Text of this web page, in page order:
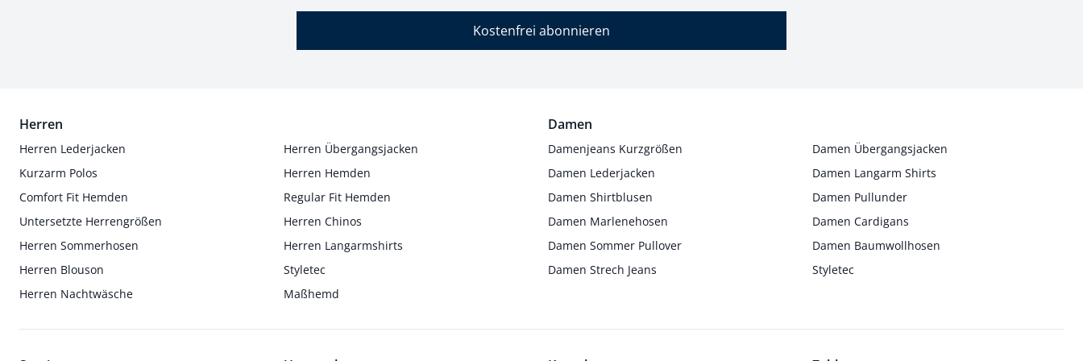
Kostenfrei abonnieren
Herren
Herren Lederjacken
Herren Übergangsjacken
Kurzarm Polos
Herren Hemden
Comfort Fit Hemden
Regular Fit Hemden
Untersetzte Herrengrößen
Herren Chinos
Herren Sommerhosen
Herren Langarmshirts
Herren Blouson
Styletec
Herren Nachtwäsche
Maßhemd
Damen
Damenjeans Kurzgrößen
Damen Übergangsjacken
Damen Lederjacken
Damen Langarm Shirts
Damen Shirtblusen
Damen Pullunder
Damen Marlenehosen
Damen Cardigans
Damen Sommer Pullover
Damen Baumwollhosen
Damen Strech Jeans
Styletec